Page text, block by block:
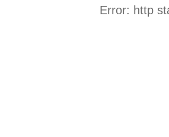
Error: http